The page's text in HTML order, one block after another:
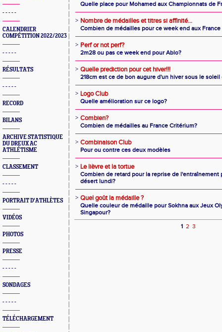
- - - - -
CALENDRIER
COMPÉTITION 2022/2023
- - - - -
RÉSULTATS
- - - - -
RECORD
BILANS
ARCHIVE STATISTIQUE
DU DREUX AC
ATHLÉTISME
CLASSEMENT
- - - - -
PORTRAIT D'ATHLÈTES
VIDÉOS
PHOTOS
PRESSE
- - - - -
SONDAGES
- - - - -
TÉLÉCHARGEMENT
Quelle place pour Mohamed aux Championnats de
> Nombre de médailles et titres si affinité...
Combien de médailles pour ce week end aux
> Perf or not perf?
2m28 ou pas ce week end pour Ablo?
> Quelle prediction pour cet hiver!!!
218cm est ce de bon augure d'un hiver sous le soleil
> Logo Club
Quelle amélioration sur ce logo?
> Combien?
Combien de médailles au France Critérium?
> Combinaison Club
Pour ou contre ces deux modèles
> Le lièvre et la tortue
Combien de retard pour la reprise de l'entraînement
désert lundi?
> Quel goût la médaille ?
Quelle couleur de médaille pour Sokhna aux Jeux
Singapour?
1 2 3